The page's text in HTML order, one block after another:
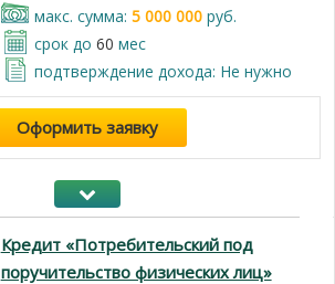
макс. сумма: 5 000 000руб.
срок до 60 мес
подтверждение дохода: Не нужно
Оформить заявку
Кредит «Потребительский под
поручительство физических лиц»